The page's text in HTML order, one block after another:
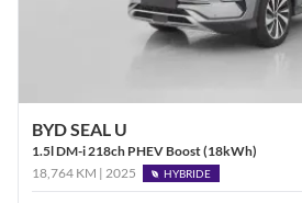
BYD SEAL U
1.5l DM-i 218ch PHEV Boost (18kWh)
18,764 KM | 2025
HYBRIDE